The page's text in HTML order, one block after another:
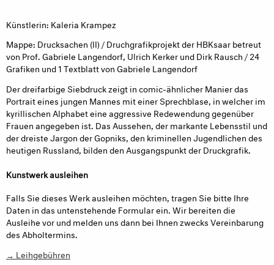
Künstlerin: Kaleria Krampez
Mappe: Drucksachen (II) / Druchgrafikprojekt der HBKsaar betreut
von Prof. Gabriele Langendorf, Ulrich Kerker und Dirk Rausch / 24
Grafiken und 1 Textblatt von Gabriele Langendorf
Der dreifarbige Siebdruck zeigt in comic-ähnlicher Manier das
Portrait eines jungen Mannes mit einer Sprechblase, in welcher im
kyrillischen Alphabet eine aggressive Redewendung gegenüber
Frauen angegeben ist. Das Aussehen, der markante Lebensstil und
der dreiste Jargon der Gopniks, den kriminellen Jugendlichen des
heutigen Russland, bilden den Ausgangspunkt der Druckgrafik.
Kunstwerk ausleihen
Falls Sie dieses Werk ausleihen möchten, tragen Sie bitte Ihre
Daten in das untenstehende Formular ein. Wir bereiten die
Ausleihe vor und melden uns dann bei Ihnen zwecks Vereinbarung
des Abholtermins.
→ Leihgebühren